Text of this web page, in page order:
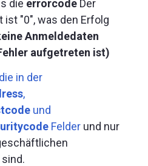
die errorcode Der
"0", was den Erfolg
Anmeldedaten
aufgetreten ist)
in der
,
und
Felder und nur